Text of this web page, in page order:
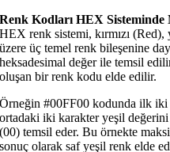
Renk Kodları HEX Sisteminde
HEX renk sistemi, kırmızı
üzere üç temel renk bileşenine
heksadesimal değer ile temsil
oluşan bir renk kodu elde edilir.
Örneğin #00FF00 kodunda ilk iki
ortadaki iki karakter yeşil
(00) temsil eder. Bu örnekte
sonuç olarak saf yeşil renk elde